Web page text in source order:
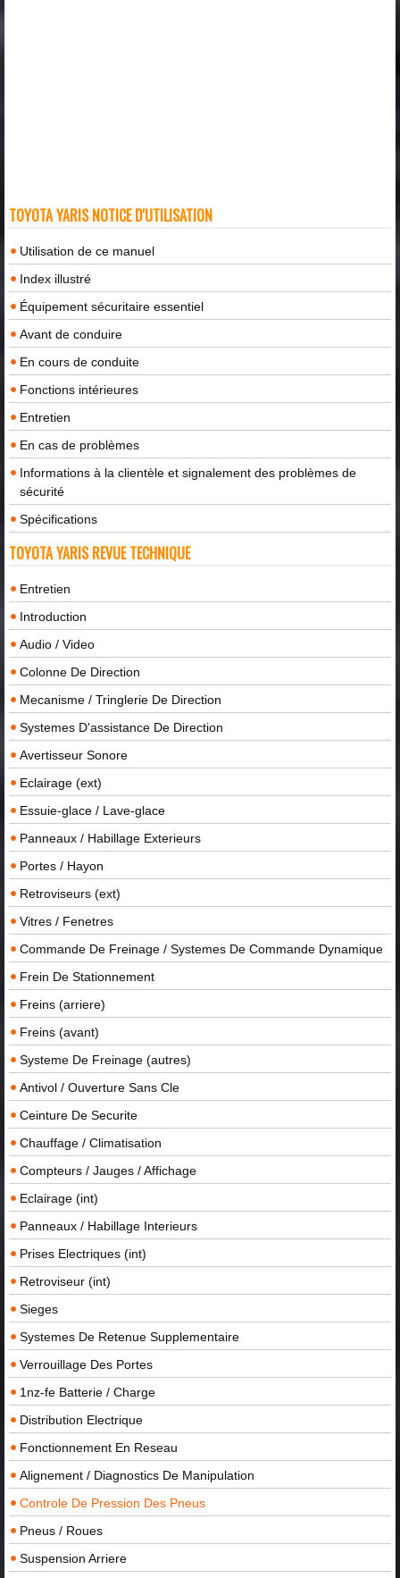
TOYOTA YARIS NOTICE D'UTILISATION
Utilisation de ce manuel
Index illustré
Équipement sécuritaire essentiel
Avant de conduire
En cours de conduite
Fonctions intérieures
Entretien
En cas de problèmes
Informations à la clientèle et signalement des problèmes de
sécurité
Spécifications
TOYOTA YARIS REVUE TECHNIQUE
Entretien
Introduction
Audio / Video
Colonne De Direction
Mecanisme / Tringlerie De Direction
Systemes D'assistance De Direction
Avertisseur Sonore
Eclairage (ext)
Essuie-glace / Lave-glace
Panneaux / Habillage Exterieurs
Portes / Hayon
Retroviseurs (ext)
Vitres / Fenetres
Commande De Freinage / Systemes De Commande Dynamique
Frein De Stationnement
Freins (arriere)
Freins (avant)
Systeme De Freinage (autres)
Antivol / Ouverture Sans Cle
Ceinture De Securite
Chauffage / Climatisation
Compteurs / Jauges / Affichage
Eclairage (int)
Panneaux / Habillage Interieurs
Prises Electriques (int)
Retroviseur (int)
Sieges
Systemes De Retenue Supplementaire
Verrouillage Des Portes
1nz-fe Batterie / Charge
Distribution Electrique
Fonctionnement En Reseau
Alignement / Diagnostics De Manipulation
Controle De Pression Des Pneus
Pneus / Roues
Suspension Arriere